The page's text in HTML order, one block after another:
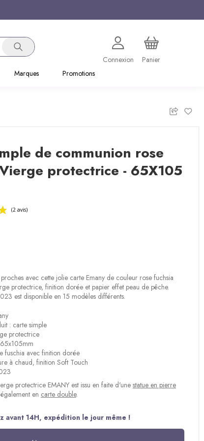
Connexion
Panier
Marques Promotions
de communion rose
protectrice - 65X105
proches avec cette jolie carte Emany de couleur rose fuchsia
protectrice, finition dorée et papier effet peau de pêche.
est disponible en 15 modèles différents.
: carte simple
protectrice
fuschia avec finition dorée
à chaud, finition Soft Touch
protectrice EMANY est issu en faite d'une statue en pierre
en carte double.
avant 14H, expédition le jour même !